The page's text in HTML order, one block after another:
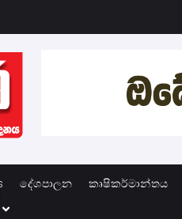
දේශපාලන කෘෂිකර්මාන්තය